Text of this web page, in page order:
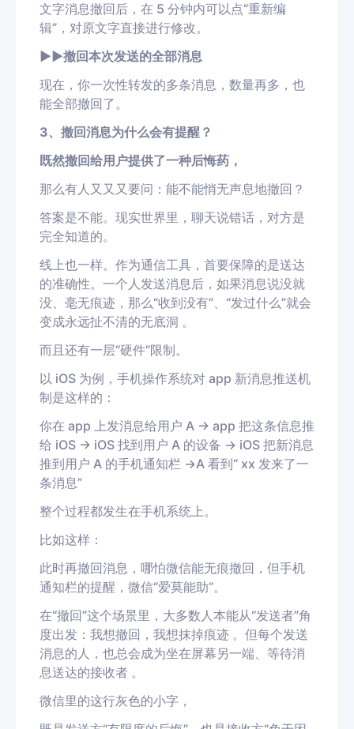
文字消息撤回后，在 5 分钟内可以点“重新编
辑”，对原文字直接进行修改。
▶▶撤回本次发送的全部消息
现在，你一次性转发的多条消息，数量再多，也
能全部撤回了。
3、撤回消息为什么会有提醒？
既然撤回给用户提供了一种后悔药，
那么有人又又又要问：能不能悄无声息地撤回？
答案是不能。现实世界里，聊天说错话，对方是
完全知道的。
线上也一样。作为通信工具，首要保障的是送达
的准确性。一个人发送消息后，如果消息说没就
没、毫无痕迹，那么“收到没有”、“发过什么”就会
变成永远扯不清的无底洞 。
而且还有一层“硬件”限制。
以 iOS 为例，手机操作系统对 app 新消息推送机
制是这样的：
你在 app 上发消息给用户 A → app 把这条信息推
给 iOS → iOS 找到用户 A 的设备 → iOS 把新消息
推到用户 A 的手机通知栏 →A 看到“ xx 发来了一
条消息”
整个过程都发生在手机系统上。
比如这样：
此时再撤回消息，哪怕微信能无痕撤回，但手机
通知栏的提醒，微信“爱莫能助”。
在“撤回”这个场景里，大多数人本能从“发送者”角
度出发：我想撤回，我想抹掉痕迹 。但每个发送
消息的人，也总会成为坐在屏幕另一端、等待消
息送达的接收者 。
微信里的这行灰色的小字，